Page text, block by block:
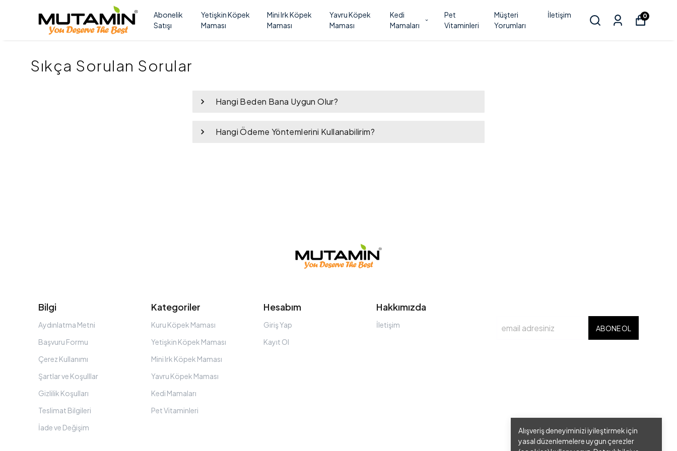
Abonelik
Satışı
Yetişkin Köpek
Maması
Mini Irk Köpek
Maması
Yavru Köpek
Maması
Kedi
Mamaları
Pet
Vitaminleri
Müşteri
Yorumları
İletişim 0
Alışveriş deneyiminizi iyileştirmek için
yasal düzenlemelere uygun çerezler
Sıkça Sorulan Sorular
Hangi Beden Bana Uygun Olur?
Hangi Ödeme Yöntemlerini Kullanabilirim?
Bilgi
Aydınlatma Metni
Başvuru Formu
Çerez Kullanımı
Şartlar ve Koşulllar
Gizlilik Koşulları
Teslimat Bilgileri
İade ve Değişim
Kategoriler
Kuru Köpek Maması
Yetişkin Köpek Maması
Mini Irk Köpek Maması
Yavru Köpek Maması
Kedi Mamaları
Pet Vitaminleri
Hesabım
Giriş Yap
Kayıt Ol
Hakkımızda
İletişim ABONE OL